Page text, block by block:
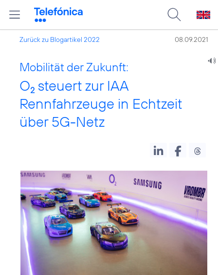
Zurück zu Blogartikel 2022 08.09.2021
Mobilität der Zukunft:
O2 steuert zur IAA
Rennfahrzeuge in Echtzeit
über 5G-Netz